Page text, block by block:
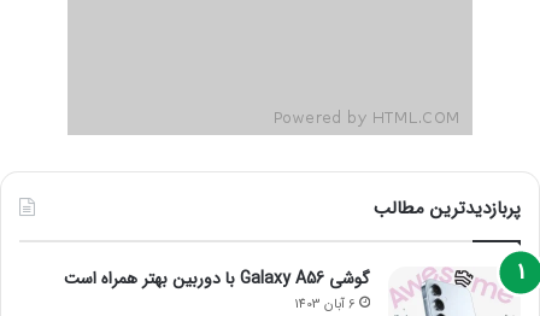
پربازدیدترین مطالب
گوشی Galaxy A56 با دوربین بهتر همراه است
6 آبان 1403